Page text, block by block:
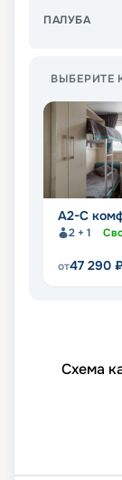
ПАЛУБА
ВЫБЕРИТЕ
А2-С
2 + 1
от47 290
Схема